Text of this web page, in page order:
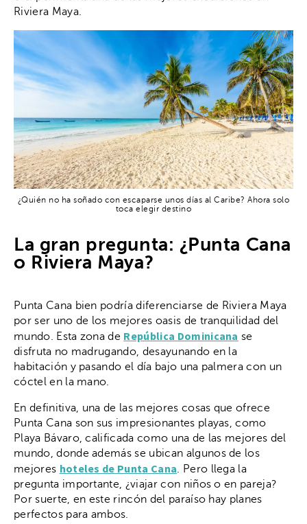
Riviera Maya.
¿Quién no ha soñado con escaparse unos días al Caribe? Ahora solo
toca elegir destino
La gran pregunta: ¿Punta Cana
o Riviera Maya?
Punta Cana bien podría diferenciarse de Riviera Maya
por ser uno de los mejores oasis de tranquilidad del
mundo. Esta zona de República Dominicana se
disfruta no madrugando, desayunando en la
habitación y pasando el día bajo una palmera con un
cóctel en la mano.
En definitiva, una de las mejores cosas que ofrece
Punta Cana son sus impresionantes playas, como
Playa Bávaro, calificada como una de las mejores del
mundo, donde además se ubican algunos de los
mejores hoteles de Punta Cana. Pero llega la
pregunta importante, ¿viajar con niños o en pareja?
Por suerte, en este rincón del paraíso hay planes
perfectos para ambos.